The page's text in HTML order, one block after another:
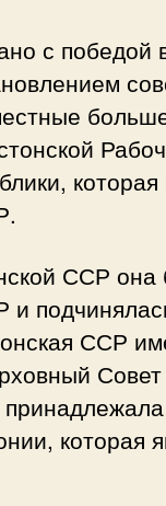
с победой
ССР она
и
ССР
которая